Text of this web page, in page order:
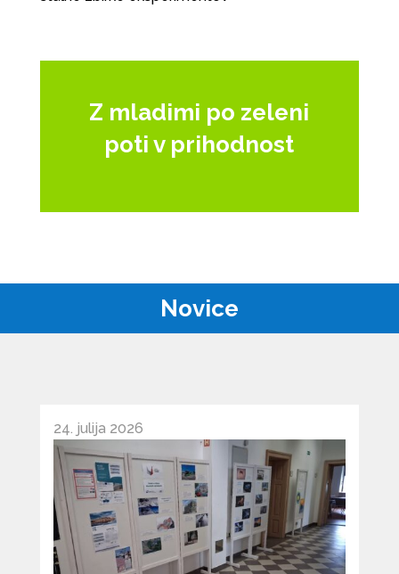
Z mladimi po zeleni
poti v prihodnost
Novice
24. julija 2026